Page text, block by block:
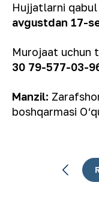
Hujjatlarni
avgustdan 17-
Murojaat uchun
30 79-577-03-
Manzil:
boshqarmasi